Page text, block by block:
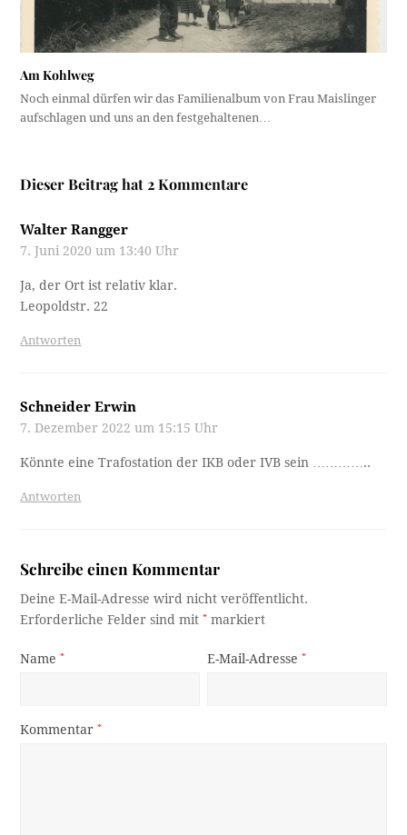
Am Kohlweg
Noch einmal dürfen wir das Familienalbum von Frau Maislinger
aufschlagen und uns an den festgehaltenen…
Dieser Beitrag hat 2 Kommentare
Walter Rangger
7. Juni 2020 um 13:40 Uhr
Ja, der Ort ist relativ klar.
Leopoldstr. 22
Antworten
Schneider Erwin
7. Dezember 2022 um 15:15 Uhr
Könnte eine Trafostation der IKB oder IVB sein …………..
Antworten
Schreibe einen Kommentar
Deine E-Mail-Adresse wird nicht veröffentlicht.
Erforderliche Felder sind mit* markiert
Name* E-Mail-Adresse*
Kommentar*